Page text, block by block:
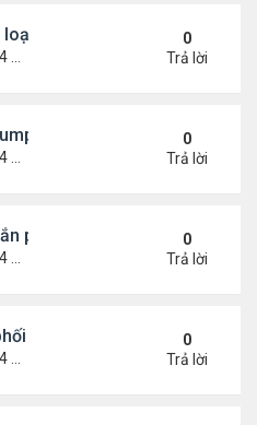
tại châu Âu
pm
0
Trả lời
là làm điều tốt cho nước
pm
0
Trả lời
pháo, hành quân trên cao
pm
0
Trả lời
vaccine toàn cầu của Trung
pm
0
Trả lời